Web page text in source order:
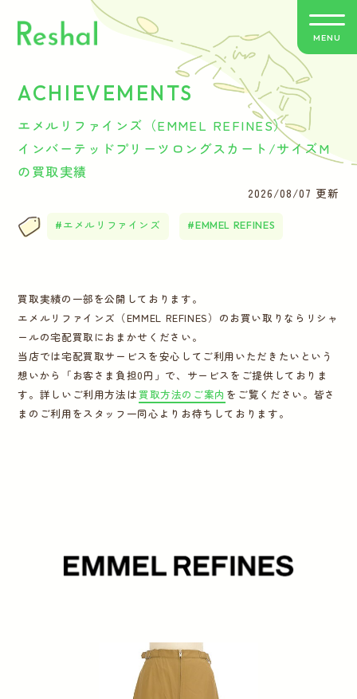
リシャールの特徴
買取方法のご案内
よくあるご質問
バイヤー紹介
運営会社
MENU
ACHIEVEMENTS
エメルリファインズ（EMMEL REFINES）
インバーテッドプリーツロングスカート/サイズM
の買取実績
2026/08/07 更新
エメルリファインズ EMMEL REFINES
買取実績の一部を公開しております。
エメルリファインズ（EMMEL REFINES）のお買い取りならリシャ
ールの宅配買取におまかせください。
当店では宅配買取サービスを安心してご利用いただきたいという
想いから「お客さま負担0円」で、サービスをご提供しておりま
す。詳しいご利用方法は 買取方法のご案内 をご覧ください。皆さ
まのご利用をスタッフ一同心よりお待ちしております。